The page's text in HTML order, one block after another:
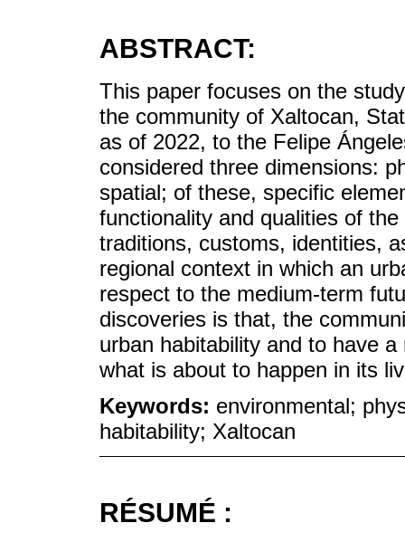
ABSTRACT:
This paper focuses on the
the community of Xaltocan,
as of 2022, to the Felipe
considered three dimensions:
spatial; of these, specific
functionality and qualities of
traditions, customs, identities,
regional context in which an
respect to the medium-term
discoveries is that, the
urban habitability and to have
what is about to happen in its
Keywords: environmental;
habitability; Xaltocan
RÉSUMÉ :